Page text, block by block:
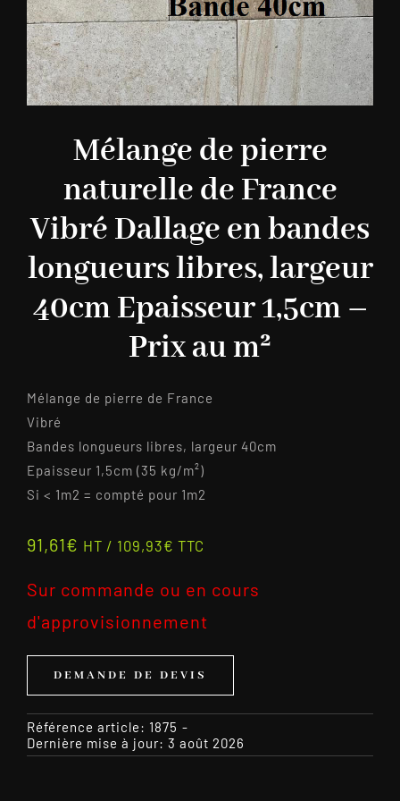
Mélange de pierre
naturelle de France
Vibré Dallage en bandes
longueurs libres, largeur
40cm Epaisseur 1,5cm –
Prix au m²
Mélange de pierre de France
Vibré
Bandes longueurs libres, largeur 40cm
Epaisseur 1,5cm (35 kg/m²)
Si < 1m2 = compté pour 1m2
91,61€ HT / 109,93€ TTC
Sur commande ou en cours
d'approvisionnement
DEMANDE DE DEVIS
Référence article: 1875 -
Dernière mise à jour: 3 août 2026